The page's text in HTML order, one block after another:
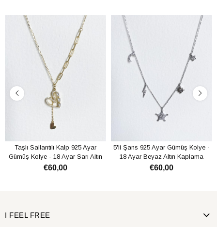
Taşlı Sallantılı Kalp 925 Ayar
Gümüş Kolye - 18 Ayar Sarı Altın
Kaplama
€60,00
5'li Şans 925 Ayar Gümüş Kolye -
18 Ayar Beyaz Altın Kaplama
€60,00
I FEEL FREE